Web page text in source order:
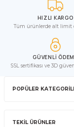
HIZLI KARGO
Tüm ürünlerde alt limit
GÜVENLİ
SSL sertifikası ve 3D
POPÜLER
TEKİL ÜRÜNLER